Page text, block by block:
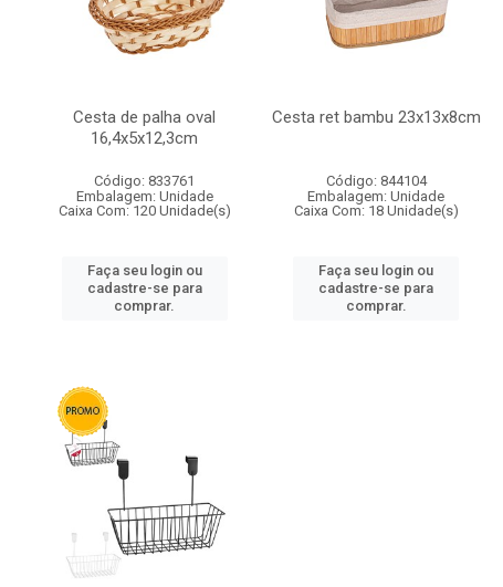
Cesta de palha oval
16,4x5x12,3cm
Código: 833761
Embalagem: Unidade
Caixa Com: 120 Unidade(s)
Faça seu login ou
cadastre-se para
comprar.
Cesta ret bambu 23x13x8cm
Código: 844104
Embalagem: Unidade
Caixa Com: 18 Unidade(s)
Faça seu login ou
cadastre-se para
comprar.